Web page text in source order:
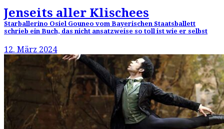
Jenseits aller Klischees
Starballerino Osiel Gouneo vom Bayerischen Staatsballett
schrieb ein Buch, das nicht ansatzweise so toll ist wie er selbst
12. März 2024